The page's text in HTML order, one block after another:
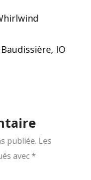
IO
publiée. Les
avec *